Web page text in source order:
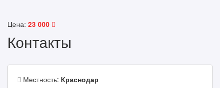
Цена: 23 000
Контакты
Местность: Краснодар